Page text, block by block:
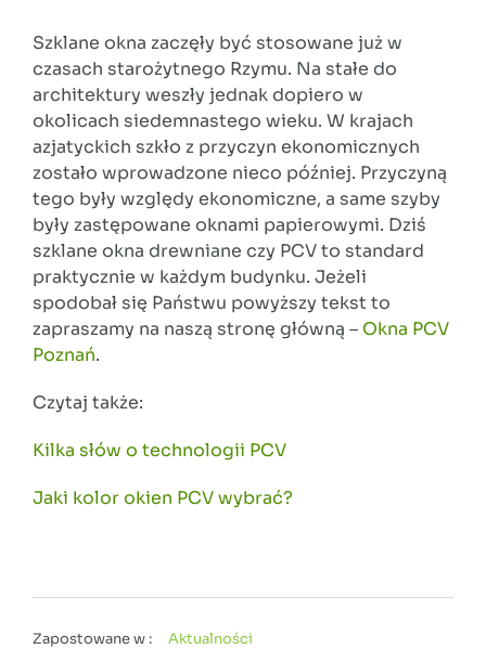
Szklane okna zaczęły być stosowane już w
czasach starożytnego Rzymu. Na stałe do
architektury weszły jednak dopiero w
okolicach siedemnastego wieku. W krajach
azjatyckich szkło z przyczyn ekonomicznych
zostało wprowadzone nieco później. Przyczyną
tego były względy ekonomiczne, a same szyby
były zastępowane oknami papierowymi. Dziś
szklane okna drewniane czy PCV to standard
praktycznie w każdym budynku. Jeżeli
spodobał się Państwu powyższy tekst to
zapraszamy na naszą stronę główną – Okna PCV
Poznań.
Czytaj także:
Kilka słów o technologii PCV
Jaki kolor okien PCV wybrać?
Zapostowane w : Aktualności